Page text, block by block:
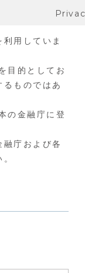
用していま
目的としてお
ものではあ
の金融庁に登
庁および各